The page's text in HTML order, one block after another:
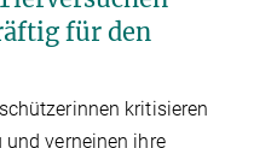
für den
kritisieren
verneinen ihre